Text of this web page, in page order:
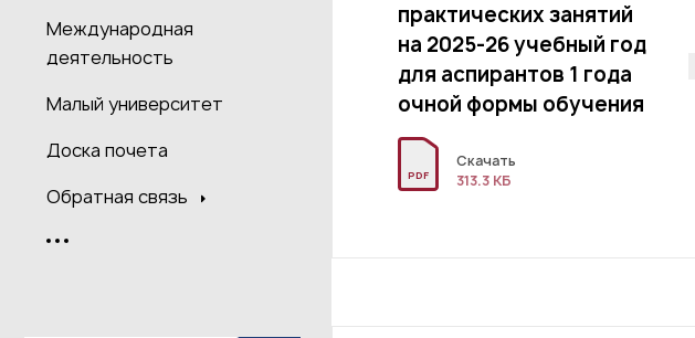
Международная
деятельность
Малый университет
Доска почета
Обратная связь
практических занятий
на 2025-26 учебный год
для аспирантов 1 года
очной формы обучения
PDF
Скачать
313.3 КБ